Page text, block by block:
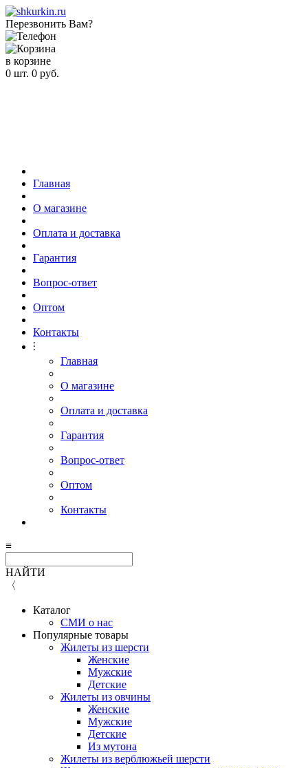
Перезвонить Вам?
в корзине
0 шт. 0 руб.
Главная
О магазине
Оплата и доставка
Гарантия
Вопрос-ответ
Оптом
Контакты
⫶
Главная
О магазине
Оплата и доставка
Гарантия
Вопрос-ответ
Оптом
Контакты
≡
НАЙТИ
〈
Каталог
СМИ о нас
Популярные товары
Жилеты из шерсти
Женские
Мужские
Детские
Жилеты из овчины
Женские
Мужские
Детские
Из мутона
Жилеты из верблюжьей шерсти